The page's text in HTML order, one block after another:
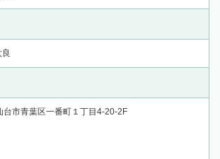
市青葉区一番町１丁目4-20-2F